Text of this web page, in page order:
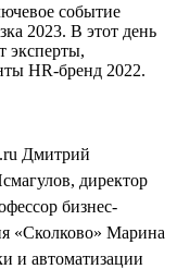
событие
2023. В этот день
эксперты,
HR-бренд 2022.
Дмитрий
директор
бизнес-
«Сколково» Марина
и автоматизации